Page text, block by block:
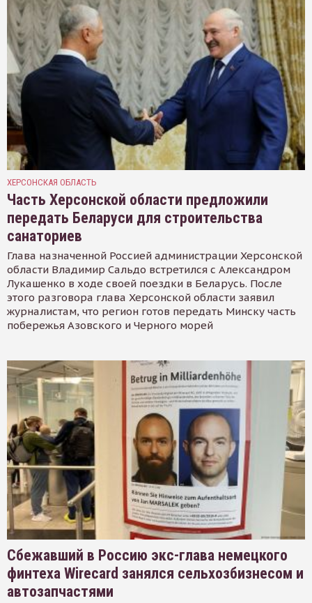
ХЕРСОНСКАЯ ОБЛАСТЬ
Часть Херсонской области предложили
передать Беларуси для строительства
санаториев
Глава назначенной Россией администрации Херсонской
области Владимир Сальдо встретился с Александром
Лукашенко в ходе своей поездки в Беларусь. После
этого разговора глава Херсонской области заявил
журналистам, что регион готов передать Минску часть
побережья Азовского и Черного морей
Сбежавший в Россию экс-глава немецкого
финтеха Wirecard занялся сельхозбизнесом и
автозапчастями